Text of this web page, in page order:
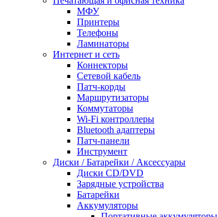
МФУ
Принтеры
Телефоны
Ламинаторы
Интернет и сеть
Коннекторы
Сетевой кабель
Патч-корды
Маршрутизаторы
Коммутаторы
Wi-Fi контроллеры
Bluetooth адаптеры
Патч-панели
Инструмент
Диски / Батарейки / Аксессуары
Диски CD/DVD
Зарядные устройства
Батарейки
Аккумуляторы